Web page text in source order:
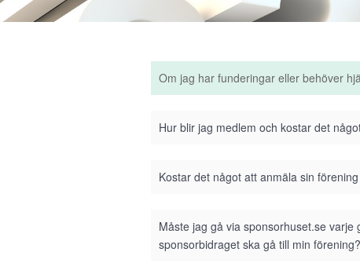
Om jag har funderingar eller behöver
Hur blir jag medlem och kostar det
Kostar det något att anmäla sin
Måste jag gå via sponsorhuset.se varje
sponsorbidraget ska gå till min förening?